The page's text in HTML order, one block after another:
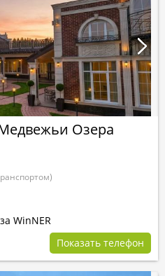
Озера
WinNER
Показать телефон